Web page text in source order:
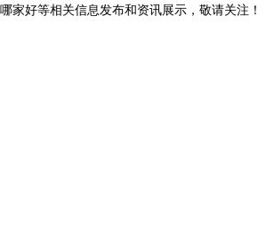
家好等相关信息发布和资讯展示，敬请关注！